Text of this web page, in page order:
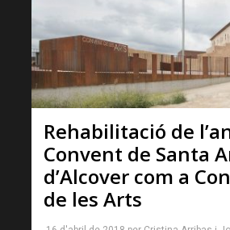
Rehabilitació de
Convent de Santa
d’Alcover com a
de les Arts